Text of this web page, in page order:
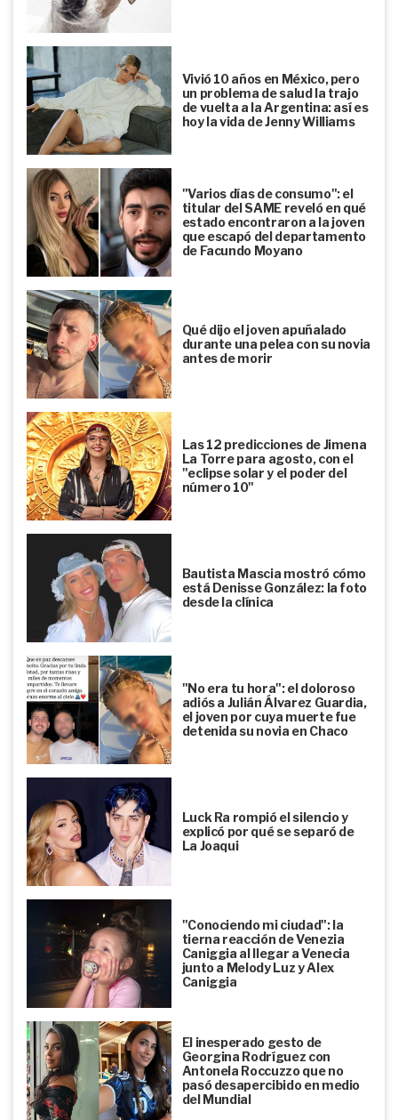
Vivió 10 años en México, pero
un problema de salud la trajo
de vuelta a la Argentina: así es
hoy la vida de Jenny Williams
"Varios días de consumo": el
titular del SAME reveló en qué
estado encontraron a la joven
que escapó del departamento
de Facundo Moyano
Qué dijo el joven apuñalado
durante una pelea con su novia
antes de morir
Las 12 predicciones de Jimena
La Torre para agosto, con el
"eclipse solar y el poder del
número 10"
Bautista Mascia mostró cómo
está Denisse González: la foto
desde la clínica
"No era tu hora": el doloroso
adiós a Julián Álvarez Guardia,
el joven por cuya muerte fue
detenida su novia en Chaco
Luck Ra rompió el silencio y
explicó por qué se separó de
La Joaqui
"Conociendo mi ciudad": la
tierna reacción de Venezia
Caniggia al llegar a Venecia
junto a Melody Luz y Alex
Caniggia
El inesperado gesto de
Georgina Rodríguez con
Antonela Roccuzzo que no
pasó desapercibido en medio
del Mundial